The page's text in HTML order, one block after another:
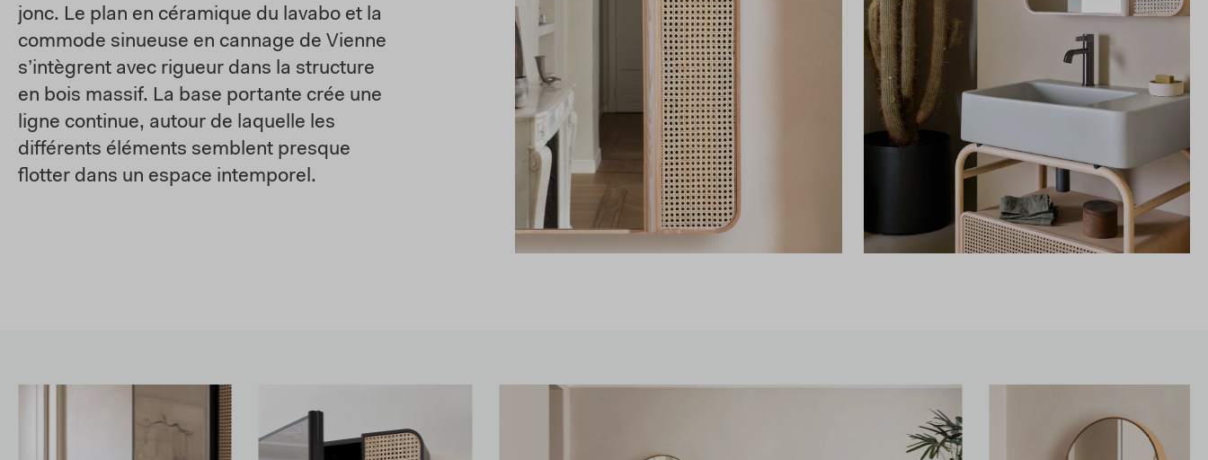
jonc. Le plan en céramique du lavabo et la
commode sinueuse en cannage de Vienne
s’intègrent avec rigueur dans la structure
en bois massif. La base portante crée une
ligne continue, autour de laquelle les
différents éléments semblent presque
flotter dans un espace intemporel.